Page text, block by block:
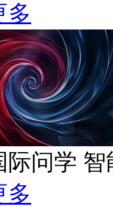
多
际问学
多